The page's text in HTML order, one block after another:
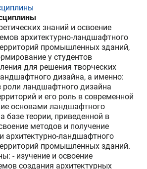
знаний и освоение
архитектурно-ландшафтного
промышленных зданий,
у студентов
для решения творческих
дизайна, а именно:
роли ландшафтного дизайна
и его роль в современной
основами ландшафтного
базе теории, приведенной в
методов и получение
архитектурно-ландшафтного
промышленных зданий.
- изучение и освоение
создания архитектурных